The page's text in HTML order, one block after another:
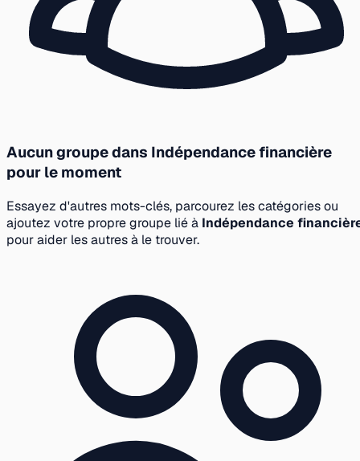
Aucun groupe dans Indépendance financière
pour le moment
Essayez d'autres mots-clés, parcourez les catégories ou
ajoutez votre propre groupe lié à Indépendance
pour aider les autres à le trouver.